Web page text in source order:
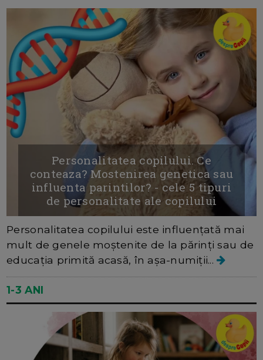
Personalitatea copilului. Ce
conteaza? Mostenirea genetica sau
influenta parintilor? - cele 5 tipuri
de personalitate ale copilului
Personalitatea copilului este influențată mai
mult de genele moștenite de la părinți sau de
educația primită acasă, în așa-numiții...
1-3 ANI